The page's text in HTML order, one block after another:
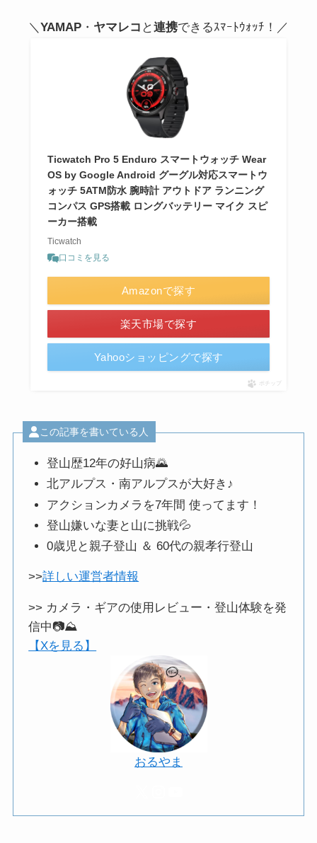
＼ YAMAP ・ ヤマレコ と連携できるｽﾏｰﾄｳｫｯﾁ！／
Ticwatch Pro 5 Enduro スマートウォッチ Wear
OS by Google Android グーグル対応スマートウ
ォッチ 5ATM防水 腕時計 アウトドア ランニング
コンパス GPS搭載 ロングバッテリー マイク スピ
ーカー搭載
Ticwatch
口コミを見る
Amazonで探す
楽天市場で探す
Yahooショッピングで探す
ポチップ
この記事を書いている人
登山歴12年の好山病🌄
北アルプス・南アルプスが大好き♪
アクションカメラを7年間 使ってます！
登山嫌いな妻と山に挑戦💦
0歳児と親子登山 ＆ 60代の親孝行登山
>>詳しい運営者情報
>> カメラ・ギアの使用レビュー・登山体験を発
信中📷️⛰️
【Xを見る】
おるやま